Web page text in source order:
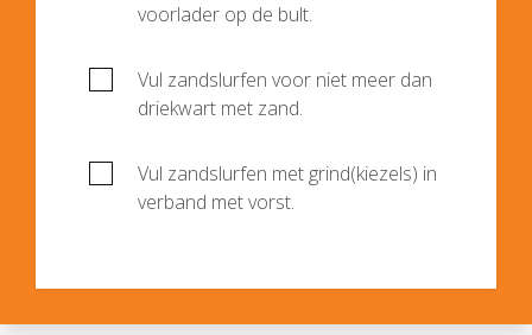
voorlader op de bult.
Vul zandslurfen voor niet meer dan
driekwart met zand.
Vul zandslurfen met grind(kiezels) in
verband met vorst.